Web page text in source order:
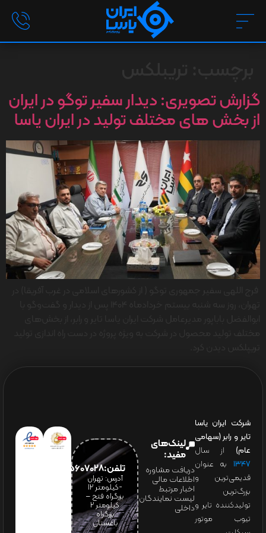
گزارش تصویری: دیدار سفیر توگو در ایران
از بخش های مختلف تولید در ایران یاسا
شرکت ایران یاسا
تایر و رابر (سهامی
عام) از سال
۱۳۴۷ به عنوان
قدیمی‌ترین و
بزرگ‌ترین
تولیدکننده تایر و
تیوب موتور
لینک‌های
مفید:
دریافت مشاوره
اطلاعات مالی
اخبار مرتبط
لیست نمایندگان
داخلی
تلفن:65607028(021)
آدرس: تهران
-کیلومتر 12
بزرگراه فتح –
کیلومتر ۲
بزرگراه
باغستان